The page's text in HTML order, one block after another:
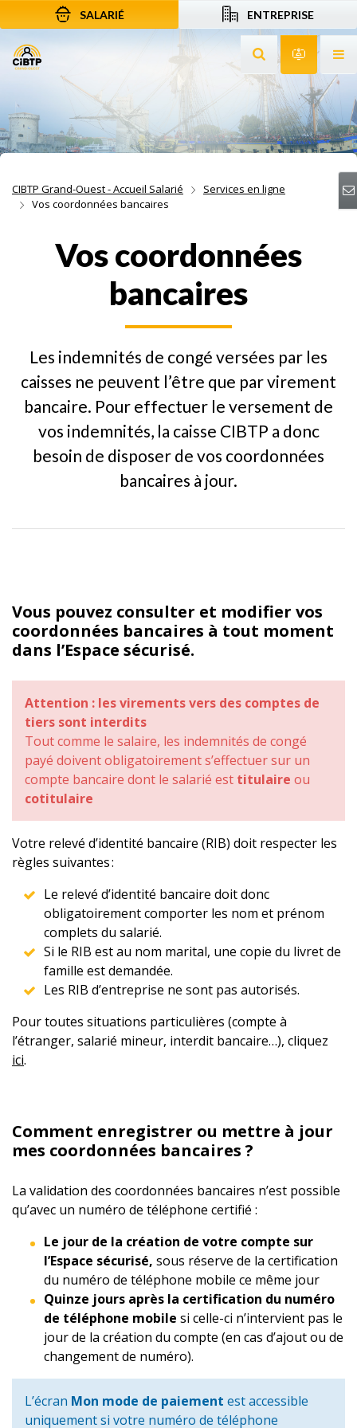
Aller au contenu
Aller à la recherche
Aller à la navigation
SALARIÉ ENTREPRISE
Rechercher sur
CIBTP Grand-Ouest - Accueil Salarié
Services en ligne
Vos coordonnées bancaires
Vos coordonnées
bancaires
Les indemnités de congé versées par les
caisses ne peuvent l’être que par virement
bancaire. Pour effectuer le versement de
vos indemnités, la caisse CIBTP a donc
besoin de disposer de vos coordonnées
bancaires à jour.
Vous pouvez consulter et modifier vos
coordonnées bancaires à tout moment
dans l’Espace sécurisé.
Attention : les virements vers des comptes de
tiers sont interdits
Tout comme le salaire, les indemnités de congé
payé doivent obligatoirement s’effectuer sur un
compte bancaire dont le salarié est titulaire ou
cotitulaire
Votre relevé d’identité bancaire (RIB) doit respecter les
règles suivantes :
Le relevé d’identité bancaire doit donc
obligatoirement comporter les nom et prénom
complets du salarié.
Si le RIB est au nom marital, une copie du livret de
famille est demandée.
Les RIB d’entreprise ne sont pas autorisés.
Pour toutes situations particulières (compte à
l’étranger, salarié mineur, interdit bancaire…), cliquez
ici.
Comment enregistrer ou mettre à jour
mes coordonnées bancaires ?
La validation des coordonnées bancaires n’est possible
qu’avec un numéro de téléphone certifié :
Le jour de la création de votre compte sur
l’Espace sécurisé, sous réserve de la certification
du numéro de téléphone mobile ce même jour
Quinze jours après la certification du numéro
de téléphone mobile si celle-ci n’intervient pas le
jour de la création du compte (en cas d’ajout ou de
changement de numéro).
L’écran Mon mode de paiement est accessible
uniquement si votre numéro de téléphone